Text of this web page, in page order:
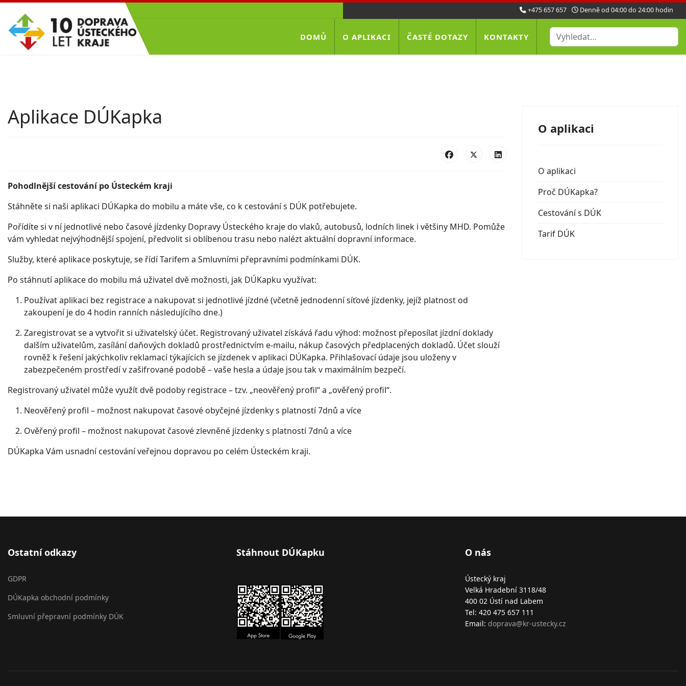
+475 657 657 Denně od 04:00 do 24:00 hodin
DOMŮ O APLIKACI ČASTÉ DOTAZY KONTAKTY Hledat
Aplikace DÚKapka
Pohodlnější cestování po Ústeckém kraji
Stáhněte si naši aplikaci DÚKapka do mobilu a máte vše, co k cestování s DÚK potřebujete.
Pořídíte si v ní jednotlivé nebo časové jízdenky Dopravy Ústeckého kraje do vlaků, autobusů, lodních linek i většiny MHD. Pomůže
vám vyhledat nejvýhodnější spojení, předvolit si oblíbenou trasu nebo nalézt aktuální dopravní informace.
Služby, které aplikace poskytuje, se řídí Tarifem a Smluvními přepravními podmínkami DÚK.
Po stáhnutí aplikace do mobilu má uživatel dvě možnosti, jak DÚKapku využívat:
Používat aplikaci bez registrace a nakupovat si jednotlivé jízdné (včetně jednodenní síťové jízdenky, jejíž platnost od
zakoupení je do 4 hodin ranních následujícího dne.)
Zaregistrovat se a vytvořit si uživatelský účet. Registrovaný uživatel získává řadu výhod: možnost přeposílat jízdní doklady
dalším uživatelům, zasílání daňových dokladů prostřednictvím e-mailu, nákup časových předplacených dokladů. Účet slouží
rovněž k řešení jakýchkoliv reklamací týkajících se jízdenek v aplikaci DÚKapka. Přihlašovací údaje jsou uloženy v
zabezpečeném prostředí v zašifrované podobě – vaše hesla a údaje jsou tak v maximálním bezpečí.
Registrovaný uživatel může využít dvě podoby registrace – tzv. „neověřený profil“ a „ověřený profil“.
Neověřený profil – možnost nakupovat časové obyčejné jízdenky s platností 7dnů a více
Ověřený profil – možnost nakupovat časové zlevněné jízdenky s platností 7dnů a více
DÚKapka Vám usnadní cestování veřejnou dopravou po celém Ústeckém kraji.
O aplikaci
O aplikaci
Proč DÚKapka?
Cestování s DÚK
Tarif DÚK
Ostatní odkazy
GDPR
DÚKapka obchodní podmínky
Smluvní přepravní podmínky DÚK
Stáhnout DÚKapku O nás
Ústecký kraj
Velká Hradební 3118/48
400 02 Ústí nad Labem
Tel: 420 475 657 111
Email: doprava@kr-ustecky.cz